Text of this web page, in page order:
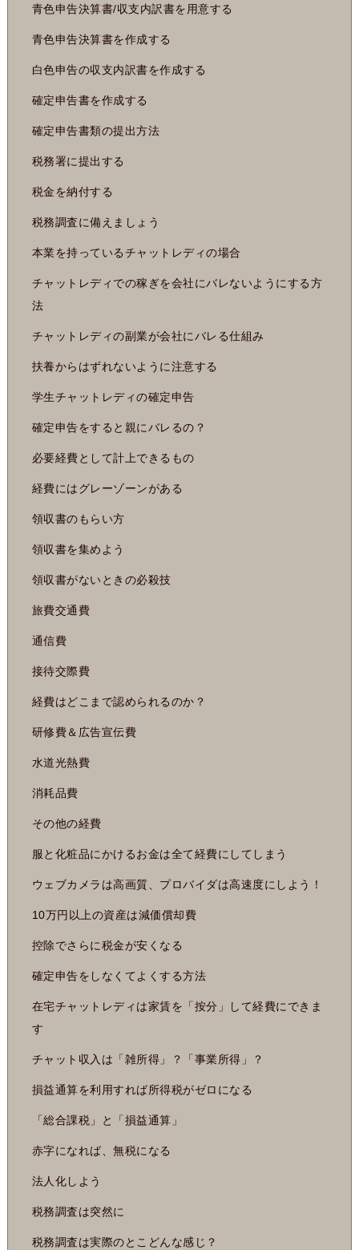
青色申告決算書/収支内訳書を用意する
青色申告決算書を作成する
白色申告の収支内訳書を作成する
確定申告書を作成する
確定申告書類の提出方法
税務署に提出する
税金を納付する
税務調査に備えましょう
本業を持っているチャットレディの場合
チャットレディでの稼ぎを会社にバレないようにする方
法
チャットレディの副業が会社にバレる仕組み
扶養からはずれないように注意する
学生チャットレディの確定申告
確定申告をすると親にバレるの？
必要経費として計上できるもの
経費にはグレーゾーンがある
領収書のもらい方
領収書を集めよう
領収書がないときの必殺技
旅費交通費
通信費
接待交際費
経費はどこまで認められるのか？
研修費＆広告宣伝費
水道光熱費
消耗品費
その他の経費
服と化粧品にかけるお金は全て経費にしてしまう
ウェブカメラは高画質、プロバイダは高速度にしよう！
10万円以上の資産は減価償却費
控除でさらに税金が安くなる
確定申告をしなくてよくする方法
在宅チャットレディは家賃を「按分」して経費にできま
す
チャット収入は「雑所得」？「事業所得」？
損益通算を利用すれば所得税がゼロになる
「総合課税」と「損益通算」
赤字になれば、無税になる
法人化しよう
税務調査は突然に
税務調査は実際のとこどんな感じ？